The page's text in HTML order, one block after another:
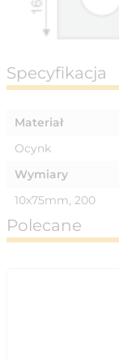
Specyfikacja
Materiał
Ocynk
Wymiary
10x75mm, 200
Polecane